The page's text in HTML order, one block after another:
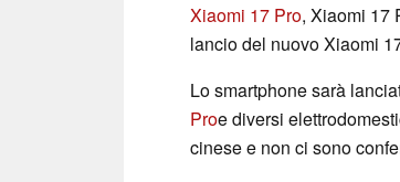
Xiaomi 17 Pro, Xiaomi 17
lancio del nuovo Xiaomi
Lo smartphone sarà
Proe diversi
cinese e non ci sono